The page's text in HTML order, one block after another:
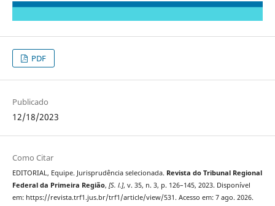
PDF
Publicado
12/18/2023
Como Citar
EDITORIAL, Equipe. Jurisprudência selecionada. Revista do Tribunal Regional
Federal da Primeira Região, [S. l.], v. 35, n. 3, p. 126–145, 2023. Disponível
em: https://revista.trf1.jus.br/trf1/article/view/531. Acesso em: 7 ago. 2026.